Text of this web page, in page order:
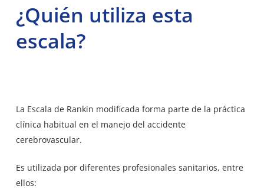
¿Quién utiliza esta
escala?
La Escala de Rankin modificada forma parte de la práctica
clínica habitual en el manejo del accidente
cerebrovascular.
Es utilizada por diferentes profesionales sanitarios, entre
ellos: